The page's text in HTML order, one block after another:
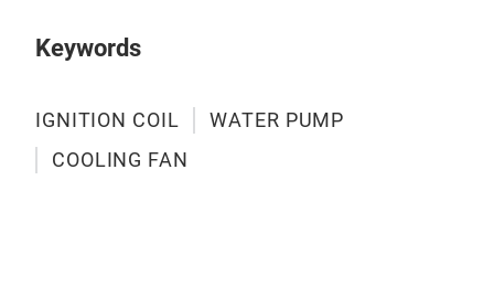
Keywords
IGNITION COIL
WATER PUMP
COOLING FAN